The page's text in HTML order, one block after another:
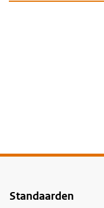
Voet
Standaarden